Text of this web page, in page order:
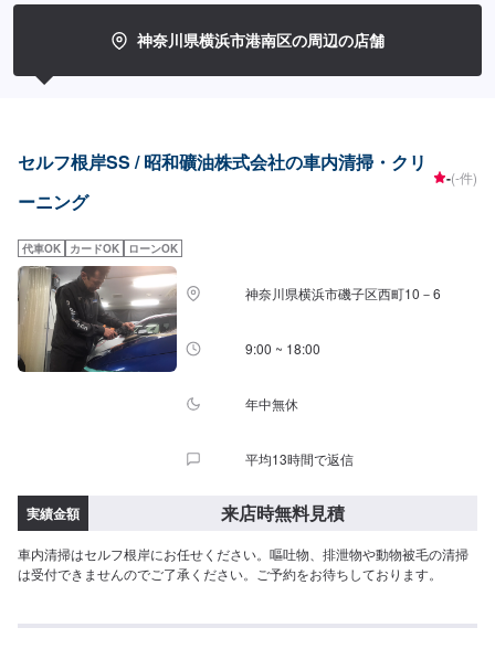
神奈川県横浜市港南区の周辺の店舗
セルフ根岸SS / 昭和礦油株式会社の車内清掃・クリ
ーニング
-(-件)
代車OK カードOK ローンOK
神奈川県横浜市磯子区西町10－6
9:00 ~ 18:00
年中無休
平均13時間で返信
実績金額 来店時無料見積
車内清掃はセルフ根岸にお任せください。嘔吐物、排泄物や動物被毛の清掃
は受付できませんのでご了承ください。ご予約をお待ちしております。